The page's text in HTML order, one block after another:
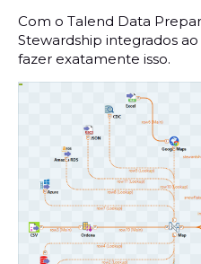
Com o Talend Data
Stewardship integrados
fazer exatamente isso.